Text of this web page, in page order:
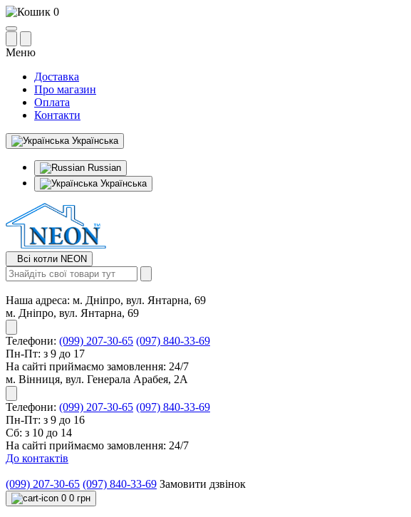
0
Меню
Доставка
Про магазин
Оплата
Контакти
Українська
Russian
Українська
Всі котли NEON
Наша адреса: м. Дніпро, вул. Янтарна, 69
м. Дніпро, вул. Янтарна, 69
Телефони: (099) 207-30-65 (097) 840-33-69
Пн-Пт: з 9 до 17
На сайті приймаємо замовлення: 24/7
м. Вінниця, вул. Генерала Арабея, 2А
Телефони: (099) 207-30-65 (097) 840-33-69
Пн-Пт: з 9 до 16
Сб: з 10 до 14
На сайті приймаємо замовлення: 24/7
До контактів
(099) 207-30-65 (097) 840-33-69 Замовити дзвінок
0 0 грн